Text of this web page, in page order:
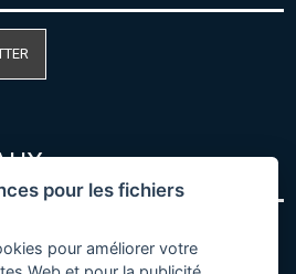
pour les fichiers
pour améliorer votre